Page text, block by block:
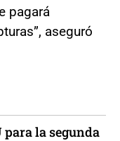
pagará
aseguró
la segunda